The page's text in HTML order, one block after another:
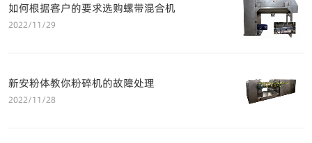
如何根据客户的要求选购螺带混合机
2022/11/29
新安粉体教你粉碎机的故障处理
2022/11/28